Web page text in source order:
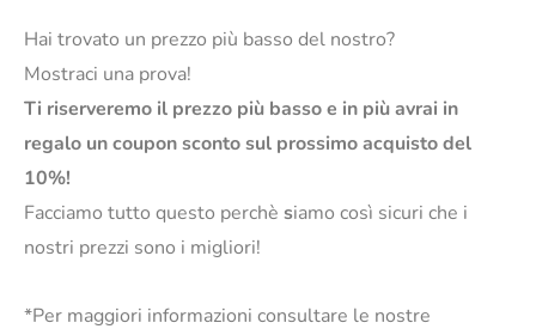
Hai trovato un prezzo più basso del nostro?
Mostraci una prova!
Ti riserveremo il prezzo più basso e in più avrai in
regalo un coupon sconto sul prossimo acquisto del
10%!
Facciamo tutto questo perchè siamo così sicuri che i
nostri prezzi sono i migliori!
*Per maggiori informazioni consultare le nostre